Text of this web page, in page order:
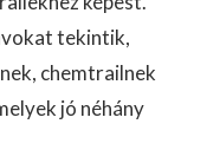
tekintik,
chemtrailnek
jó néhány